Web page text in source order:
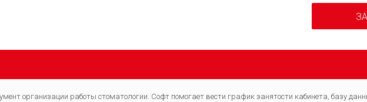
организации работы стоматологии. Софт помогает вести график занятости кабинета, базу